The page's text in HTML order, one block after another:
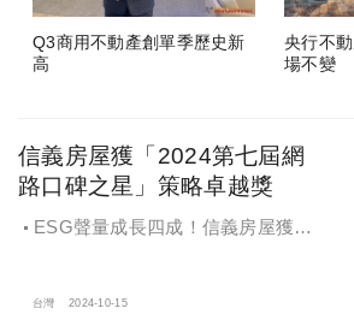
Q3商用不動產創單季歷史新
高
央行不
場不變
信義房屋獲「2024第七屆網
路口碑之星」策略卓越獎
ESG聲量成長四成！信義房屋獲
台灣 2024-10-15